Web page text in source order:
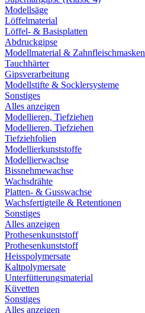
Modellsäge
Löffelmaterial
Löffel- & Basisplatten
Abdruckgipse
Modellmaterial & Zahnfleischmasken
Tauchhärter
Gipsverarbeitung
Modellstifte & Socklersysteme
Sonstiges
Alles anzeigen
Modellieren, Tiefziehen
Modellieren, Tiefziehen
Tiefziehfolien
Modellierkunststoffe
Modellierwachse
Bissnehmewachse
Wachsdrähte
Platten- & Gusswachse
Wachsfertigteile & Retentionen
Sonstiges
Alles anzeigen
Prothesenkunststoff
Prothesenkunststoff
Heisspolymersate
Kaltpolymersate
Unterfütterungsmaterial
Küvetten
Sonstiges
Alles anzeigen